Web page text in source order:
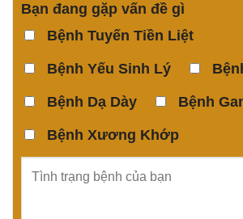
Bạn đang gặp vấn đề gì
Bệnh Tuyến Tiền Liệt
Bệnh Yếu Sinh Lý
Bệnh Dạ Dày Bệnh
Bệnh Xương Khớp